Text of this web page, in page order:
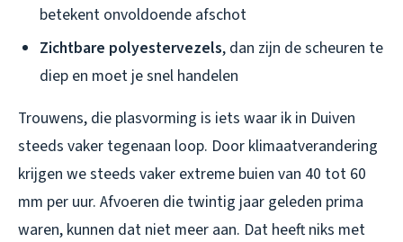
betekent onvoldoende afschot
Zichtbare polyestervezels, dan zijn de scheuren te
diep en moet je snel handelen
Trouwens, die plasvorming is iets waar ik in Duiven
steeds vaker tegenaan loop. Door klimaatverandering
krijgen we steeds vaker extreme buien van 40 tot 60
mm per uur. Afvoeren die twintig jaar geleden prima
waren, kunnen dat niet meer aan. Dat heeft niks met